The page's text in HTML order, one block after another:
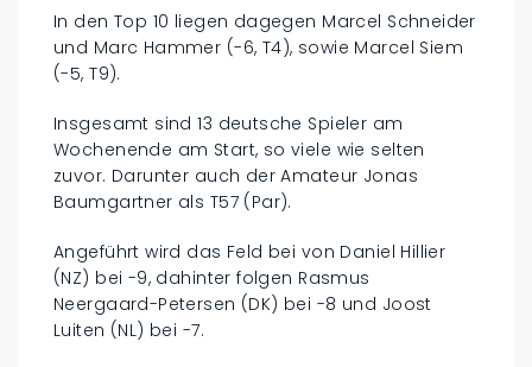
In den Top 10 liegen dagegen Marcel Schneider
und Marc Hammer (-6, T4), sowie Marcel Siem
(-5, T9).
Insgesamt sind 13 deutsche Spieler am
Wochenende am Start, so viele wie selten
zuvor. Darunter auch der Amateur Jonas
Baumgartner als T57 (Par).
Angeführt wird das Feld bei von Daniel Hillier
(NZ) bei -9, dahinter folgen Rasmus
Neergaard-Petersen (DK) bei -8 und Joost
Luiten (NL) bei -7.